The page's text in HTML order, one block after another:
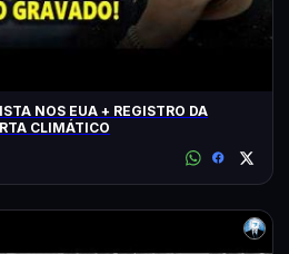
NOS EUA + REGISTRO DA
CLIMÁTICO